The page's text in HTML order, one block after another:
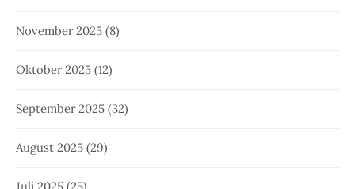
November 2025 (8)
Oktober 2025 (12)
September 2025 (32)
August 2025 (29)